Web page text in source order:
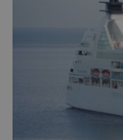
to je případ
například